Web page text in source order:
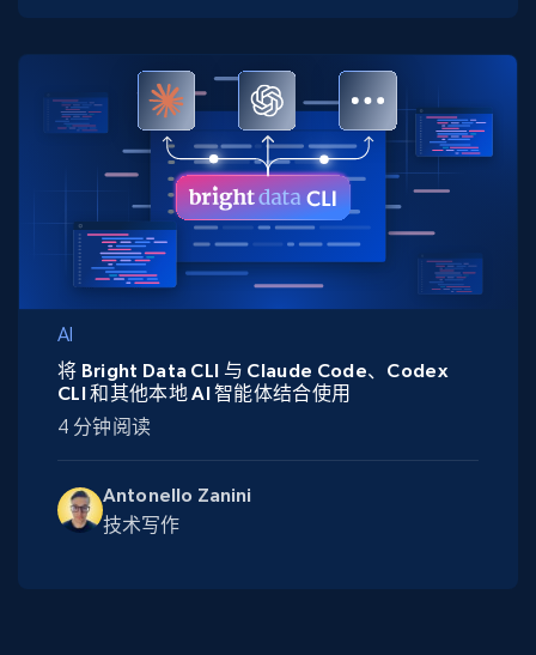
AI
Antonello Zanini
技术写作
将 Bright Data CLI 与 Claude Code、Codex
CLI 和其他本地 AI 智能体结合使用
4 分钟阅读